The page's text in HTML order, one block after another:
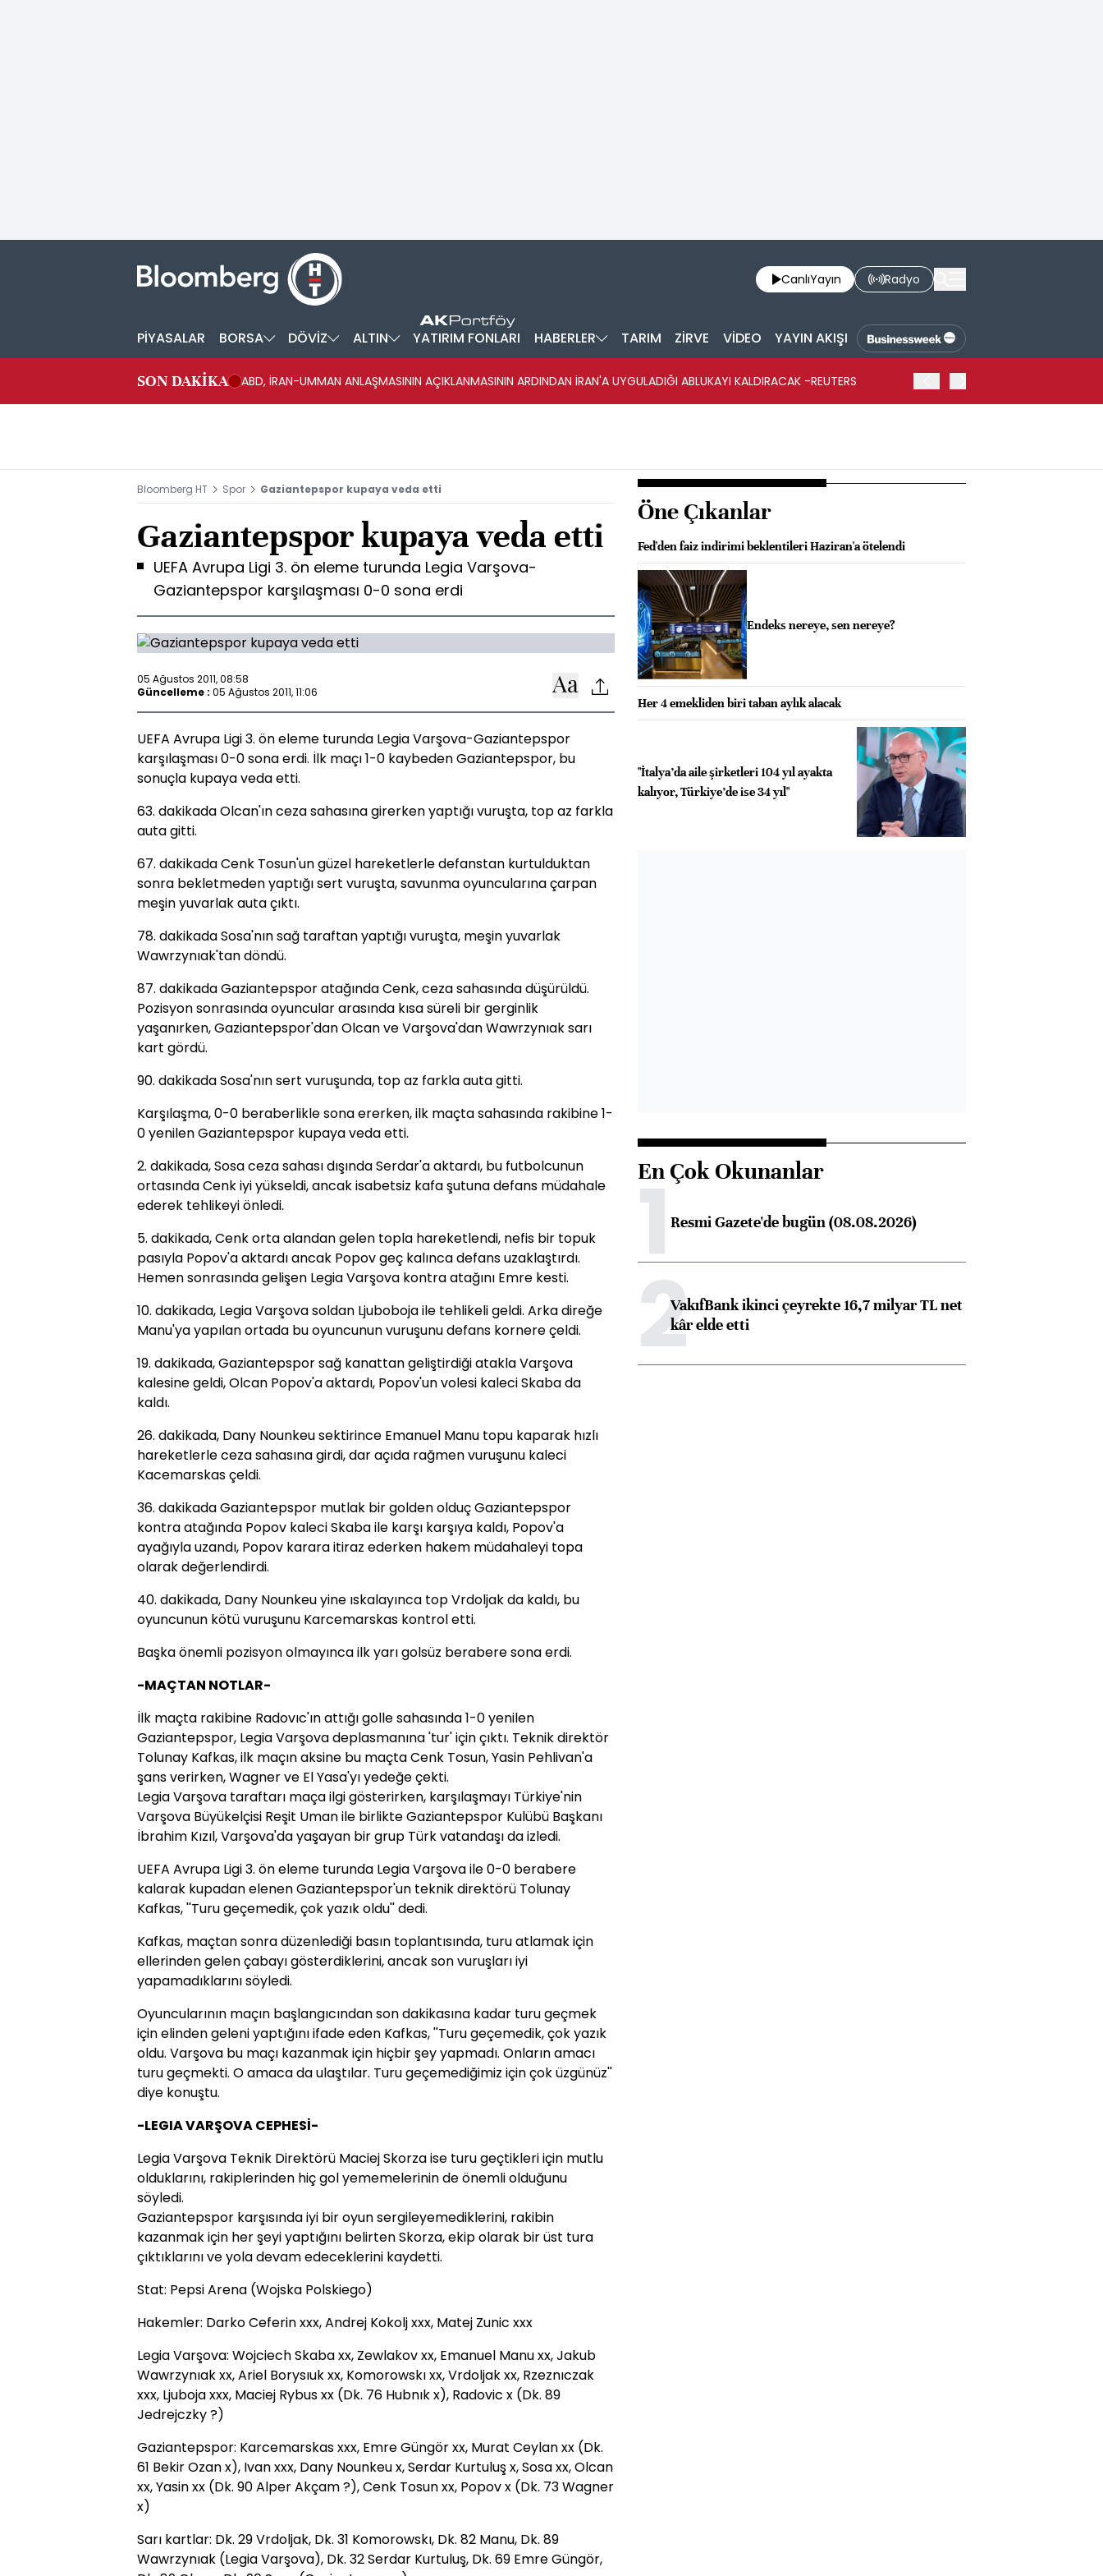
CanlıYayın Radyo
PİYASALAR BORSA DÖVİZ ALTIN YATIRIM FONLARI HABERLER TARIM ZİRVE VİDEO YAYIN AKIŞI
SON DAKİKA ABD, İRAN-UMMAN ANLAŞMASININ AÇIKLANMASININ ARDINDAN İRAN'A UYGULADIĞI ABLUKAYI KALDIRACAK -REUTERS
Bloomberg HT Spor Gaziantepspor kupaya veda etti
Gaziantepspor kupaya veda etti
UEFA Avrupa Ligi 3. ön eleme turunda Legia Varşova-
Gaziantepspor karşılaşması 0-0 sona erdi
05 Ağustos 2011, 08:58
Güncelleme : 05 Ağustos 2011, 11:06
UEFA Avrupa Ligi 3. ön eleme turunda Legia Varşova-Gaziantepspor
karşılaşması 0-0 sona erdi. İlk maçı 1-0 kaybeden Gaziantepspor, bu
sonuçla kupaya veda etti.
63. dakikada Olcan'ın ceza sahasına girerken yaptığı vuruşta, top az farkla
auta gitti.
67. dakikada Cenk Tosun'un güzel hareketlerle defanstan kurtulduktan
sonra bekletmeden yaptığı sert vuruşta, savunma oyuncularına çarpan
meşin yuvarlak auta çıktı.
78. dakikada Sosa'nın sağ taraftan yaptığı vuruşta, meşin yuvarlak
Wawrzynıak'tan döndü.
87. dakikada Gaziantepspor atağında Cenk, ceza sahasında düşürüldü.
Pozisyon sonrasında oyuncular arasında kısa süreli bir gerginlik
yaşanırken, Gaziantepspor'dan Olcan ve Varşova'dan Wawrzynıak sarı
kart gördü.
90. dakikada Sosa'nın sert vuruşunda, top az farkla auta gitti.
Karşılaşma, 0-0 beraberlikle sona ererken, ilk maçta sahasında rakibine 1-
0 yenilen Gaziantepspor kupaya veda etti.
2. dakikada, Sosa ceza sahası dışında Serdar'a aktardı, bu futbolcunun
ortasında Cenk iyi yükseldi, ancak isabetsiz kafa şutuna defans müdahale
ederek tehlikeyi önledi.
5. dakikada, Cenk orta alandan gelen topla hareketlendi, nefis bir topuk
pasıyla Popov'a aktardı ancak Popov geç kalınca defans uzaklaştırdı.
Hemen sonrasında gelişen Legia Varşova kontra atağını Emre kesti.
10. dakikada, Legia Varşova soldan Ljuboboja ile tehlikeli geldi. Arka direğe
Manu'ya yapılan ortada bu oyuncunun vuruşunu defans kornere çeldi.
19. dakikada, Gaziantepspor sağ kanattan geliştirdiği atakla Varşova
kalesine geldi, Olcan Popov'a aktardı, Popov'un volesi kaleci Skaba da
kaldı.
26. dakikada, Dany Nounkeu sektirince Emanuel Manu topu kaparak hızlı
hareketlerle ceza sahasına girdi, dar açıda rağmen vuruşunu kaleci
Kacemarskas çeldi.
36. dakikada Gaziantepspor mutlak bir golden olduç Gaziantepspor
kontra atağında Popov kaleci Skaba ile karşı karşıya kaldı, Popov'a
ayağıyla uzandı, Popov karara itiraz ederken hakem müdahaleyi topa
olarak değerlendirdi.
40. dakikada, Dany Nounkeu yine ıskalayınca top Vrdoljak da kaldı, bu
oyuncunun kötü vuruşunu Karcemarskas kontrol etti.
Başka önemli pozisyon olmayınca ilk yarı golsüz berabere sona erdi.
-MAÇTAN NOTLAR-
İlk maçta rakibine Radovıc'ın attığı golle sahasında 1-0 yenilen
Gaziantepspor, Legia Varşova deplasmanına 'tur' için çıktı. Teknik direktör
Tolunay Kafkas, ilk maçın aksine bu maçta Cenk Tosun, Yasin Pehlivan'a
şans verirken, Wagner ve El Yasa'yı yedeğe çekti.
Legia Varşova taraftarı maça ilgi gösterirken, karşılaşmayı Türkiye'nin
Varşova Büyükelçisi Reşit Uman ile birlikte Gaziantepspor Kulübü Başkanı
İbrahim Kızıl, Varşova'da yaşayan bir grup Türk vatandaşı da izledi.
UEFA Avrupa Ligi 3. ön eleme turunda Legia Varşova ile 0-0 berabere
kalarak kupadan elenen Gaziantepspor'un teknik direktörü Tolunay
Kafkas, ''Turu geçemedik, çok yazık oldu'' dedi.
Kafkas, maçtan sonra düzenlediği basın toplantısında, turu atlamak için
ellerinden gelen çabayı gösterdiklerini, ancak son vuruşları iyi
yapamadıklarını söyledi.
Oyuncularının maçın başlangıcından son dakikasına kadar turu geçmek
için elinden geleni yaptığını ifade eden Kafkas, ''Turu geçemedik, çok yazık
oldu. Varşova bu maçı kazanmak için hiçbir şey yapmadı. Onların amacı
turu geçmekti. O amaca da ulaştılar. Turu geçemediğimiz için çok üzgünüz''
diye konuştu.
-LEGIA VARŞOVA CEPHESİ-
Legia Varşova Teknik Direktörü Maciej Skorza ise turu geçtikleri için mutlu
olduklarını, rakiplerinden hiç gol yememelerinin de önemli olduğunu
söyledi.
Gaziantepspor karşısında iyi bir oyun sergileyemediklerini, rakibin
kazanmak için her şeyi yaptığını belirten Skorza, ekip olarak bir üst tura
çıktıklarını ve yola devam edeceklerini kaydetti.
Stat: Pepsi Arena (Wojska Polskiego)
Hakemler: Darko Ceferin xxx, Andrej Kokolj xxx, Matej Zunic xxx
Legia Varşova: Wojciech Skaba xx, Zewlakov xx, Emanuel Manu xx, Jakub
Wawrzynıak xx, Ariel Borysıuk xx, Komorowskı xx, Vrdoljak xx, Rzeznıczak
xxx, Ljuboja xxx, Maciej Rybus xx (Dk. 76 Hubnık x), Radovic x (Dk. 89
Jedrejczky ?)
Gaziantepspor: Karcemarskas xxx, Emre Güngör xx, Murat Ceylan xx (Dk.
61 Bekir Ozan x), Ivan xxx, Dany Nounkeu x, Serdar Kurtuluş x, Sosa xx, Olcan
xx, Yasin xx (Dk. 90 Alper Akçam ?), Cenk Tosun xx, Popov x (Dk. 73 Wagner
x)
Sarı kartlar: Dk. 29 Vrdoljak, Dk. 31 Komorowskı, Dk. 82 Manu, Dk. 89
Wawrzynıak (Legia Varşova), Dk. 32 Serdar Kurtuluş, Dk. 69 Emre Güngör,
Öne Çıkanlar
Fed'den faiz indirimi beklentileri Haziran'a ötelendi
Endeks nereye, sen nereye?
Her 4 emekliden biri taban aylık alacak
"İtalya’da aile şirketleri 104 yıl ayakta
kalıyor, Türkiye’de ise 34 yıl"
En Çok Okunanlar
1Resmi Gazete'de bugün (08.08.2026)
2VakıfBank ikinci çeyrekte 16,7 milyar TL net
kâr elde etti